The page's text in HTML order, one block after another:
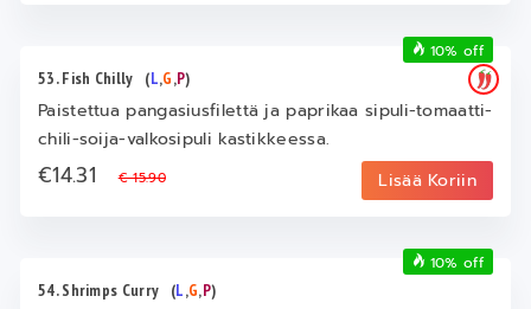
53. Fish Chilly (L,G,P)
Paistettua pangasiusfilettä ja paprikaa sipuli-tomaatti-
chili-soija-valkosipuli kastikkeessa.
€14.31€ 15.90 Lisää Koriin
10% off
54. Shrimps Curry (L,G,P)
10% off